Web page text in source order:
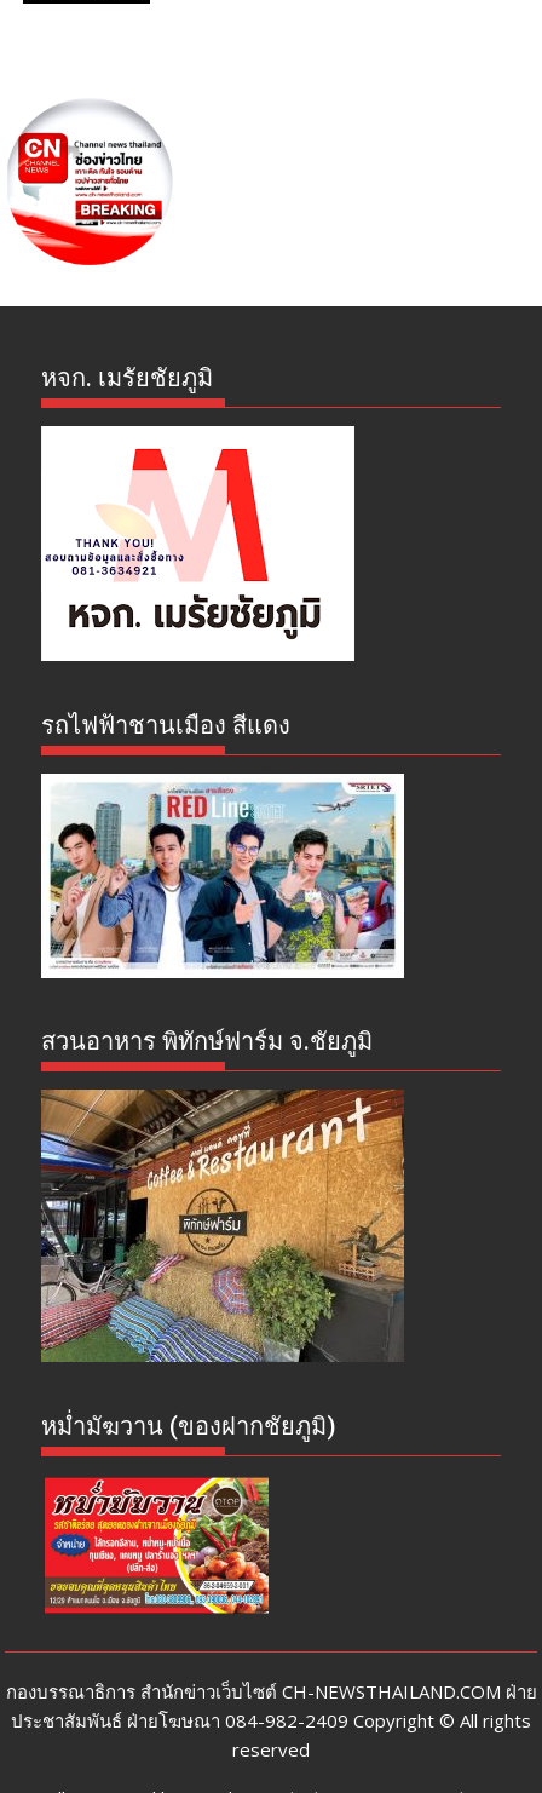
หจก. เมรัยชัยภูมิ
รถไฟฟ้าชานเมือง สีแดง
สวนอาหาร พิทักษ์ฟาร์ม จ.ชัยภูมิ
หม่ำมัฆวาน (ของฝากชัยภูมิ)
กองบรรณาธิการ สำนักข่าวเว็บไซต์ CH-NEWSTHAILAND.COM ฝ่าย
ประชาสัมพันธ์ ฝ่ายโฆษณา 084-982-2409 Copyright © All rights
reserved